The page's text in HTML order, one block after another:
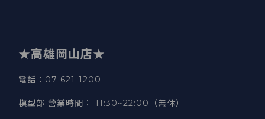
★高雄岡山店★
電話：07-621-1200
模型部 營業時間 ： 11:30~22:00（無休）